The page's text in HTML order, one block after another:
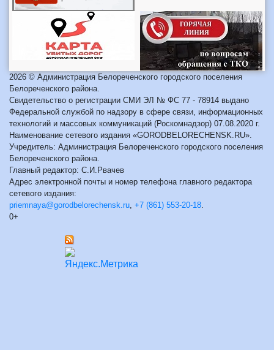
2026 © Администрация Белореченского городского поселения
Белореченского района.
Свидетельство о регистрации СМИ ЭЛ № ФС 77 - 78914 выдано
Федеральной службой по надзору в сфере связи, информационных
технологий и массовых коммуникаций (Роскомнадзор) 07.08.2020 г.
Наименование сетевого издания «GORODBELORECHENSK.RU».
Учредитель: Администрация Белореченского городского поселения
Белореченского района.
Главный редактор: С.И.Рвачев
Адрес электронной почты и номер телефона главного редактора
сетевого издания:
priemnaya@gorodbelorechensk.ru +7 (861) 553-20-18
0+